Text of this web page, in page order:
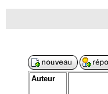
Auteur